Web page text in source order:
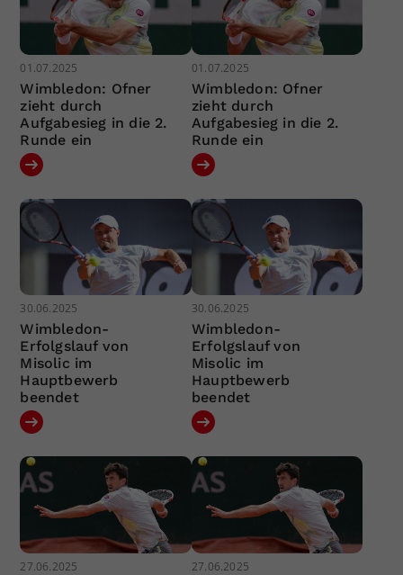
01.07.2025
Wimbledon: Ofner
zieht durch
Aufgabesieg in die 2.
Runde ein
01.07.2025
Wimbledon: Ofner
zieht durch
Aufgabesieg in die 2.
Runde ein
30.06.2025
Wimbledon-
Erfolgslauf von
Misolic im
Hauptbewerb
beendet
30.06.2025
Wimbledon-
Erfolgslauf von
Misolic im
Hauptbewerb
beendet
27.06.2025 27.06.2025